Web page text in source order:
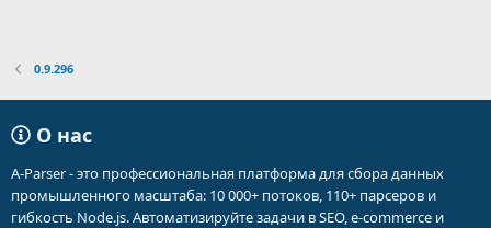
0.9.296
О нас
A-Parser - это профессиональная платформа для сбора данных
промышленного масштаба: 10 000+ потоков, 110+ парсеров и
гибкость Node.js. Автоматизируйте задачи в SEO, e-commerce и